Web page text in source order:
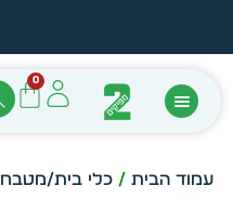
0
עמוד הבית /כלי בית/מטבח